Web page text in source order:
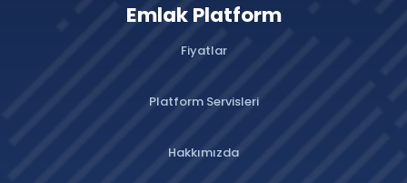
Emlak Platform
Fiyatlar
Platform Servisleri
Hakkımızda